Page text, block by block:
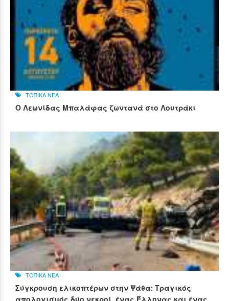
ΤΟΠΙΚΑ ΝΕΑ
Ο Λεωνίδας Μπαλάφας ζωντανά στο Λουτράκι
ΤΟΠΙΚΑ ΝΕΑ
Σύγκρουση ελικοπτέρων στην Ψάθα: Τραγικός